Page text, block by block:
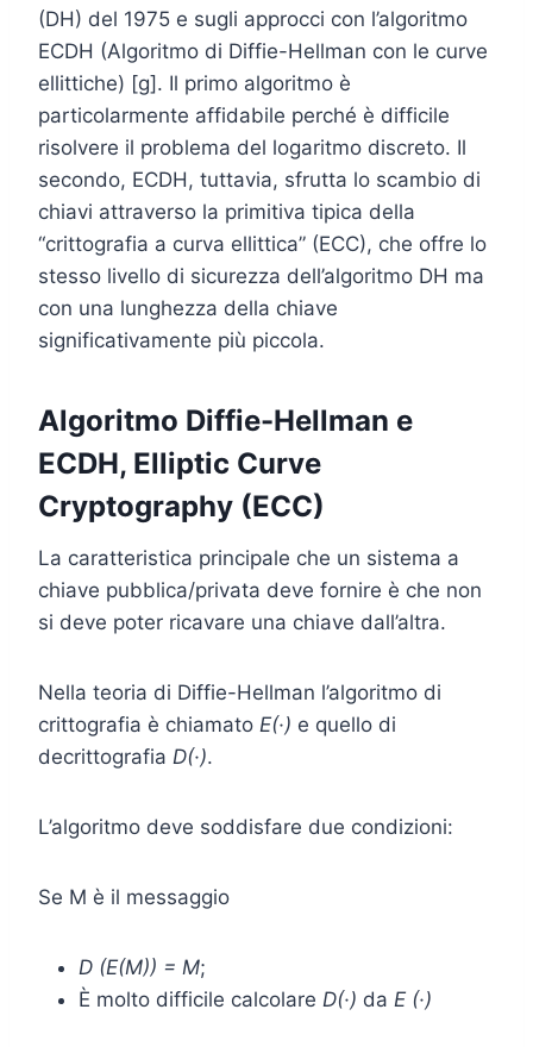
(DH) del 1975 e sugli approcci con l’algoritmo
ECDH (Algoritmo di Diffie-Hellman con le curve
ellittiche) [g]. Il primo algoritmo è
particolarmente affidabile perché è difficile
risolvere il problema del logaritmo discreto. Il
secondo, ECDH, tuttavia, sfrutta lo scambio di
chiavi attraverso la primitiva tipica della
“crittografia a curva ellittica” (ECC), che offre lo
stesso livello di sicurezza dell’algoritmo DH ma
con una lunghezza della chiave
significativamente più piccola.
Algoritmo Diffie-Hellman e
ECDH, Elliptic Curve
Cryptography (ECC)
La caratteristica principale che un sistema a
chiave pubblica/privata deve fornire è che non
si deve poter ricavare una chiave dall’altra.
Nella teoria di Diffie-Hellman l’algoritmo di
crittografia è chiamato E(·) e quello di
decrittografia D(·).
L’algoritmo deve soddisfare due condizioni:
Se M è il messaggio
D (E(M)) = M;
È molto difficile calcolare D(·) da E (·)